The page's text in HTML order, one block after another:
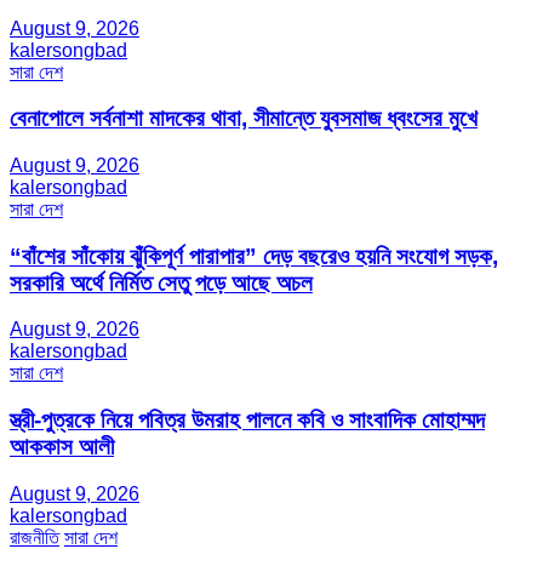
August 9, 2026
kalersongbad
সারা দেশ
বেনাপোলে সর্বনাশা মাদকের থাবা, সীমান্তে যুবসমাজ ধ্বংসের মুখে
August 9, 2026
kalersongbad
সারা দেশ
“বাঁশের সাঁকোয় ঝুঁকিপূর্ণ পারাপার” দেড় বছরেও হয়নি সংযোগ সড়ক,
সরকারি অর্থে নির্মিত সেতু পড়ে আছে অচল
August 9, 2026
kalersongbad
সারা দেশ
স্ত্রী-পুত্রকে নিয়ে পবিত্র উমরাহ পালনে কবি ও সাংবাদিক মোহাম্মদ
আককাস আলী
August 9, 2026
kalersongbad
রাজনীতি সারা দেশ